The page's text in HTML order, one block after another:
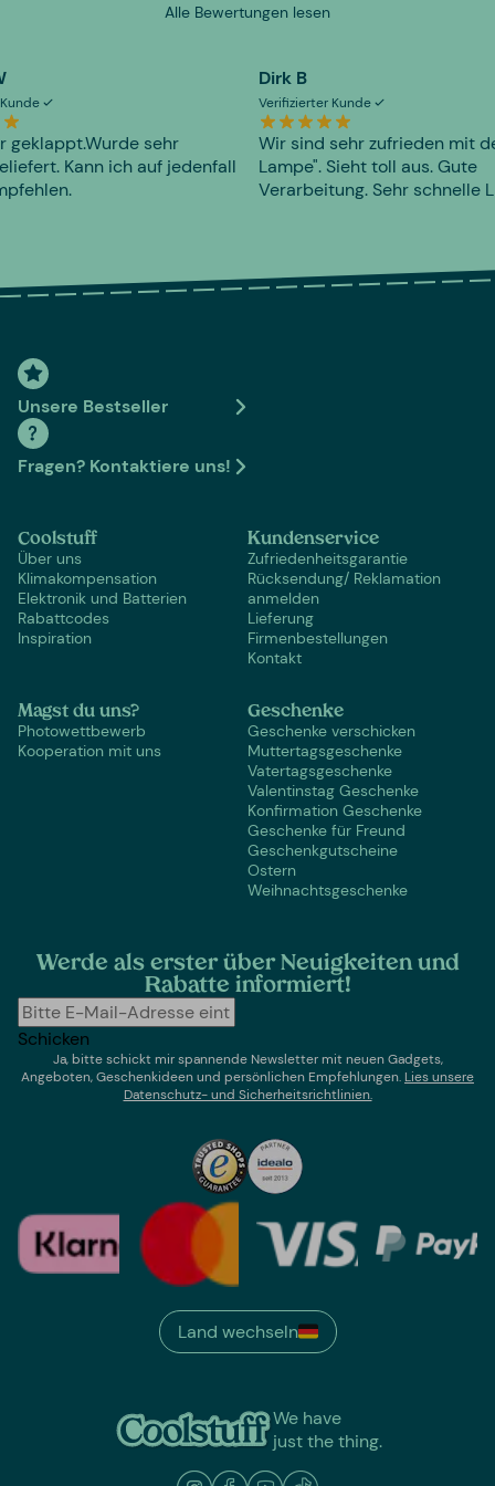
Alle Bewertungen lesen
geklappt.Wurde sehr
Kann ich auf jedenfall
Dirk B
Verifizierter Kunde
Wir sind sehr zufrieden mit
Lampe". Sieht toll aus. Gute
Verarbeitung. Sehr schnelle
Unsere Bestseller
Fragen? Kontaktiere uns!
Coolstuff
Über uns
Klimakompensation
Elektronik und Batterien
Rabattcodes
Inspiration
Kundenservice
Zufriedenheitsgarantie
Rücksendung/ Reklamation
anmelden
Lieferung
Firmenbestellungen
Kontakt
Magst du uns?
Photowettbewerb
Kooperation mit uns
Geschenke
Geschenke verschicken
Muttertagsgeschenke
Vatertagsgeschenke
Valentinstag Geschenke
Konfirmation Geschenke
Geschenke für Freund
Geschenkgutscheine
Ostern
Weihnachtsgeschenke
Werde als erster über Neuigkeiten und
Rabatte informiert!
Schicken
Ja, bitte schickt mir spannende Newsletter mit neuen Gadgets,
Angeboten, Geschenkideen und persönlichen Empfehlungen. Lies unsere
Datenschutz- und Sicherheitsrichtlinien.
We have
just the thing.
Land wechseln